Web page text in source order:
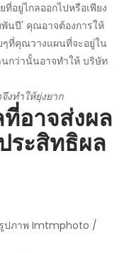
อยู่ไกลออกไปหรือเพียง
พันปี' คุณอาจต้องการให้
ที่คุณวางแผนที่จะอยู่ใน
กว่านั้นอาจทำให้ บริษัท
งทำให้ยุ่งยาก
อาจส่งผล
ระสิทธิผล
ปภาพ Imtmphoto /